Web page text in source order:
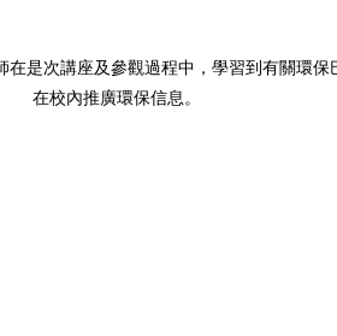
在校內推廣環保信息。